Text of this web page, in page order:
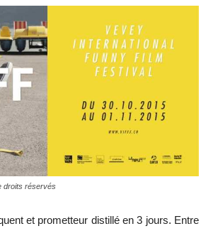
droits réservés
et prometteur distillé en 3 jours. Entre